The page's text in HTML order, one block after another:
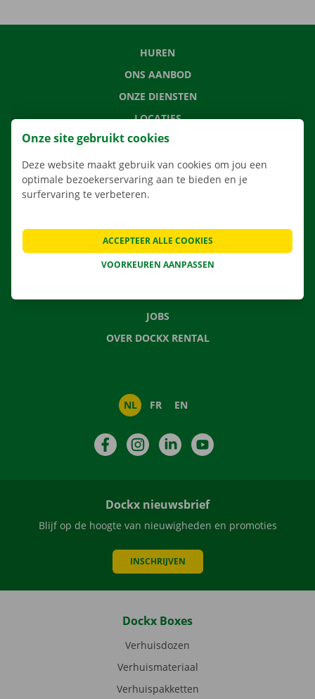
HUREN
ONS AANBOD
ONZE DIENSTEN
LOCATIES
APP
VERHUISOPLOSSINGEN
CONTACTEER ONS
VEELGESTELDE VRAGEN
NIEUWS
JOBS
OVER DOCKX RENTAL
NL FR EN
FacebookInstagramLinkedIn
Dockx nieuwsbrief
Blijf op de hoogte van nieuwigheden en promoties
INSCHRIJVEN
Dockx Boxes
Verhuisdozen
Verhuismateriaal
Verhuispakketten
Onze site gebruikt cookies
Deze website maakt gebruik van cookies om jou een
optimale bezoekerservaring aan te bieden en je
surfervaring te verbeteren.
VOORKEUREN AANPASSEN
ACCEPTEER ALLE COOKIES